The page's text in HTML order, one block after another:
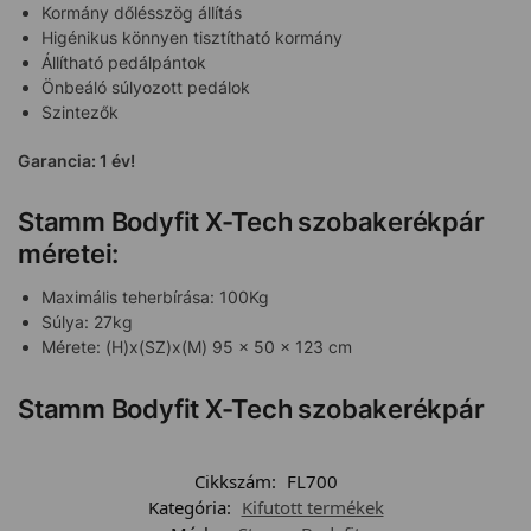
Kormány dőlésszög állítás
Higénikus könnyen tisztítható kormány
Állítható pedálpántok
Önbeáló súlyozott pedálok
Szintezők
Garancia: 1 év!
Stamm Bodyfit X-Tech szobakerékpár
méretei:
Maximális teherbírása: 100Kg
Súlya: 27kg
Mérete: (H)x(SZ)x(M) 95 x 50 x 123 cm
Stamm Bodyfit X-Tech szobakerékpár
Cikkszám: FL700
Kategória: Kifutott termékek